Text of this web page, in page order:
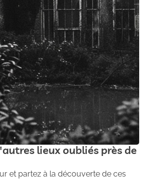
lieux oubliés près de
et partez à la découverte de ces